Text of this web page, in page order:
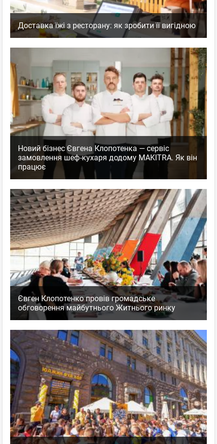
Доставка їжі з ресторану: як зробити її вигідною
Новий бізнес Євгена Клопотенка — сервіс
замовлення шеф-кухаря додому MAKITRA. Як він
працює
Євген Клопотенко провів громадське
обговорення майбутнього Житнього ринку